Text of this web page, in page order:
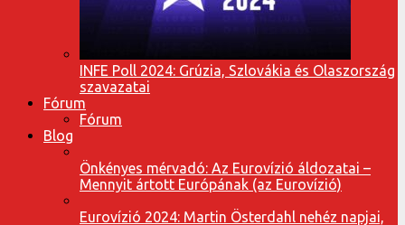
INFE Poll 2024: Grúzia, Szlovákia és Olaszország
szavazatai
Fórum
Fórum
Blog
Önkényes mérvadó: Az Eurovízió áldozatai –
Mennyit ártott Európának (az Eurovízió)
Eurovízió 2024: Martin Österdahl nehéz napjai,